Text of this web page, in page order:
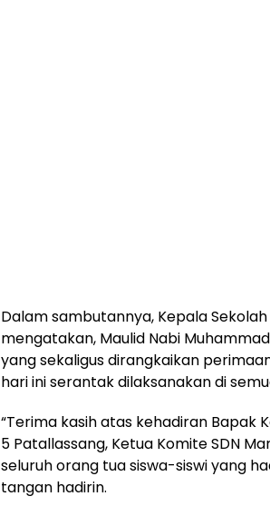
Dalam sambutannya, Kepala Sekolah
mengatakan, Maulid Nabi
yang sekaligus dirangkaikan
hari ini serantak dilaksanakan di
“Terima kasih atas kehadiran Bapak
5 Patallassang, Ketua Komite SDN
seluruh orang tua siswa-siswi yang
tangan hadirin.